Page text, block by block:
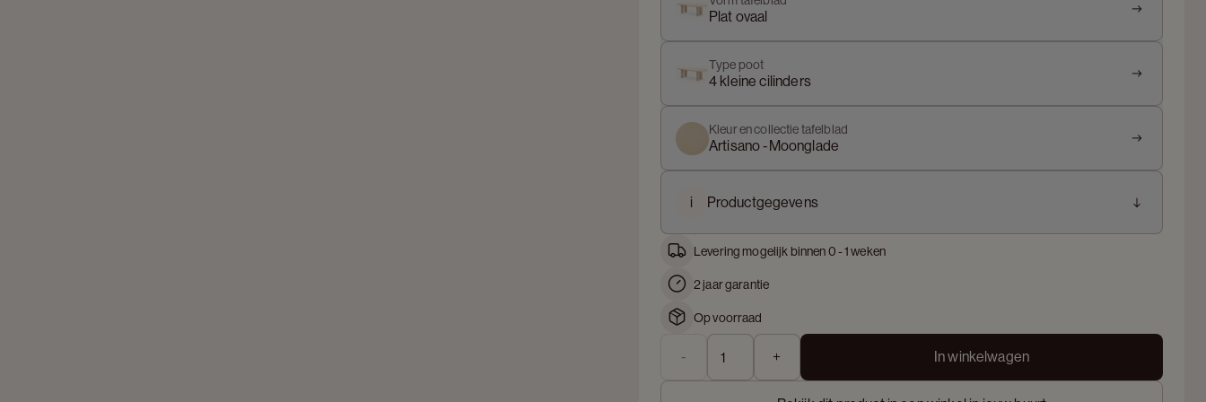
Plat ovaal
Type poot
4 kleine cilinders
Kleur en collectie tafelblad
Artisano -Moonglade
i Productgegevens
Levering mogelijk binnen 0 - 1 weken
2 jaar garantie
Op voorraad
- + In winkelwagen